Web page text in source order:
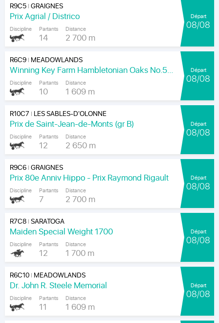
R9C5|GRAIGNES
Prix Agrial / Districo
Discipline Partants
14
Distance
2 700 m
Départ
08/08
R6C9| MEADOWLANDS
Winning Key Farm Hambletonian Oaks No.56 - Final
Discipline Partants
10
Distance
1 609 m
Départ
08/08
R10C7 | LES SABLES-D'OLONNE
Prix de Saint-Jean-de-Monts (gr B)
Discipline Partants
12
Distance
2 650 m
Départ
08/08
R9C6|GRAIGNES
Prix 80e Anniv Hippo - Prix Raymond Rigault
Discipline Partants
7
Distance
2 700 m
Départ
08/08
R7C8|SARATOGA
Maiden Special Weight 1700
Discipline Partants
12
Distance
1 700 m
Départ
08/08
R6C10| MEADOWLANDS
Dr. John R. Steele Memorial
Discipline Partants
11
Distance
1 609 m
Départ
08/08